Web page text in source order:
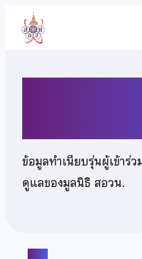
เนื้อหา
ข้อมูลทำเนียบรุ่นผู้เข้าร่
ดูแลของมูลนิธิ สอวน.